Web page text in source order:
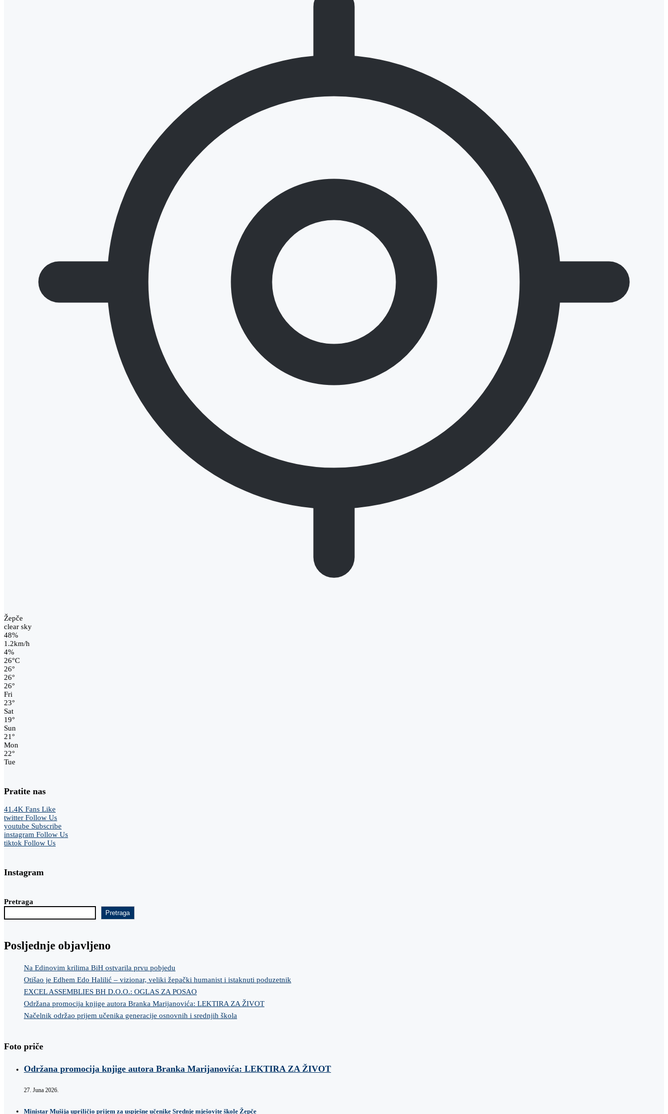
Žepče
clear sky
48%
1.2km/h
4%
26°C
26°
26°
26°
Fri
23°
Sat
19°
Sun
21°
Mon
22°
Tue
Pratite nas
41.4K Fans Like
twitter Follow Us
youtube Subscribe
instagram Follow Us
tiktok Follow Us
Instagram
Pretraga
Pretraga
Posljednje objavljeno
Na Edinovim krilima BiH ostvarila prvu pobjedu
Otišao je Edhem Edo Halilić – vizionar, veliki žepački humanist i istaknuti poduzetnik
EXCEL ASSEMBLIES BH D.O.O.: OGLAS ZA POSAO
Održana promocija knjige autora Branka Marijanovića: LEKTIRA ZA ŽIVOT
Načelnik održao prijem učenika generacije osnovnih i srednjih škola
Foto priče
Održana promocija knjige autora Branka Marijanovića: LEKTIRA ZA ŽIVOT
27. Juna 2026.
Ministar Mušija upriličio prijem za uspješne učenike Srednje mješovite škole Žepče